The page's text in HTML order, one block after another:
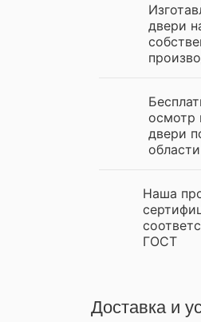
двери
осмотр
двери
области
Наша
ГОСТ
Доставка и